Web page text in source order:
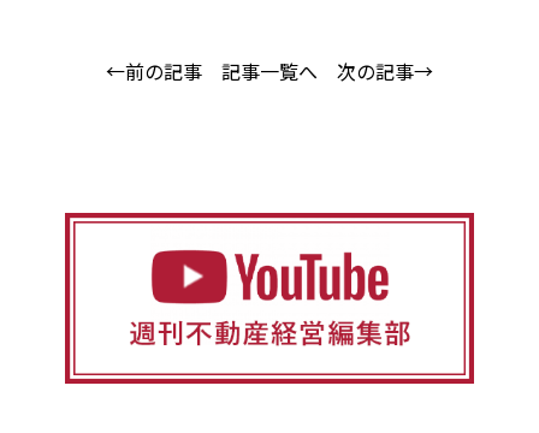
←前の記事 記事一覧へ 次の記事→